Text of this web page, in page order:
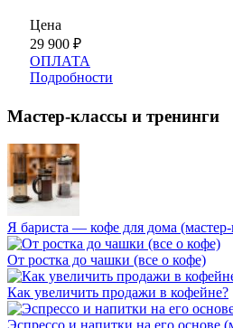
Цена
29 900 ₽
ОПЛАТА
Подробности
Мастер-классы и тренинги
Я бариста — кофе для дома (мастер-
От ростка до чашки (все о кофе)
Как увеличить продажи в кофейне?
Эспрессо и напитки на его основе